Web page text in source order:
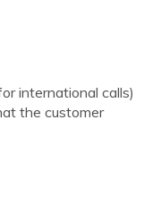
international calls)
the customer